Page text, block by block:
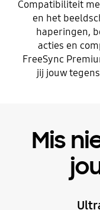
Compatibiliteit
en het
haperingen,
acties en
FreeSync
jij jouw
Mis